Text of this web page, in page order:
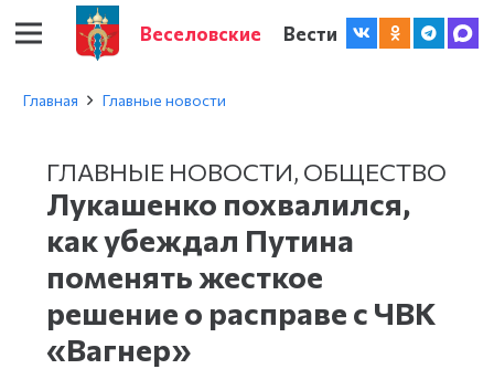
Веселовские Вести
Главная Главные новости
ГЛАВНЫЕ НОВОСТИ, ОБЩЕСТВО
Лукашенко похвалился,
как убеждал Путина
поменять жесткое
решение о расправе с ЧВК
«Вагнер»